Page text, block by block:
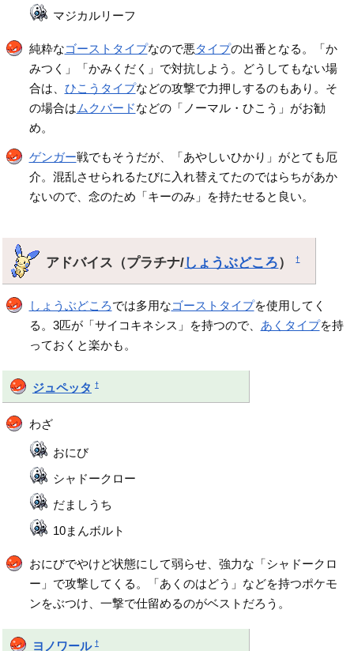
マジカルリーフ
純粋なゴーストタイプなので悪タイプの出番となる。「か
みつく」「かみくだく」で対抗しよう。どうしてもない場
合は、 ひこうタイプなどの攻撃で力押しするのもあり。そ
の場合は ムクバードなどの「ノーマル・ひこう」がお勧
め。
ゲンガー戦でもそうだが、「あやしいひかり」がとても厄
介。混乱させられるたびに入れ替えてたのではらちがあか
ないので、念のため「キーのみ」を持たせると良い。
アドバイス（プラチナ/しょうぶどころ）†
しょうぶどころでは多用なゴーストタイプを使用してく
る。3匹が「サイコキネシス」を持つので、 あくタイプを持
っておくと楽かも。
ジュペッタ †
わざ
おにび
シャドークロー
だましうち
10まんボルト
おにびでやけど状態にして弱らせ、強力な「シャドークロ
ー」で攻撃してくる。「あくのはどう」などを持つポケモ
ンをぶつけ、一撃で仕留めるのがベストだろう。
ヨノワール †